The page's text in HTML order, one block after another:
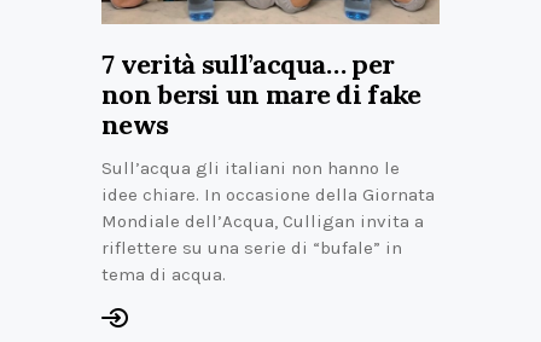
7 verità sull’acqua… per
non bersi un mare di fake
news
Sull’acqua gli italiani non hanno le
idee chiare. In occasione della Giornata
Mondiale dell’Acqua, Culligan invita a
riflettere su una serie di “bufale” in
tema di acqua.